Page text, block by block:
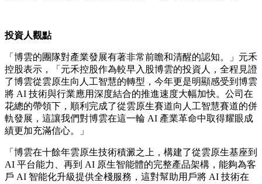
投資人觀點
「博雲的團隊對產業發展有著非常前瞻和清醒的認知。」元禾
控股表示，「元禾控股作為較早入股博雲的投資人，全程見證
了博雲從雲原生向人工智慧的轉型，今年更是明顯感受到博雲
將 AI 技術與行業應用深度結合的推進速度大幅加快。公司在
花總的帶領下，順利完成了從雲原生賽道向人工智慧賽道的併
軌發展，這讓我們對博雲在這一輪 AI 產業革命中取得耀眼成
績更加充滿信心。」
「博雲在十餘年雲原生技術積澱之上，構建了從雲原生基座到
AI 平台能力、再到 AI 原生智能體的完整產品架構，能夠為客
戶 AI 智能化升級提供全棧服務，這對幫助用戶將 AI 技術在